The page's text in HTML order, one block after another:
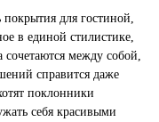
для гостиной,
в единой стилистике,
между собой,
справится даже
поклонники
себя красивыми